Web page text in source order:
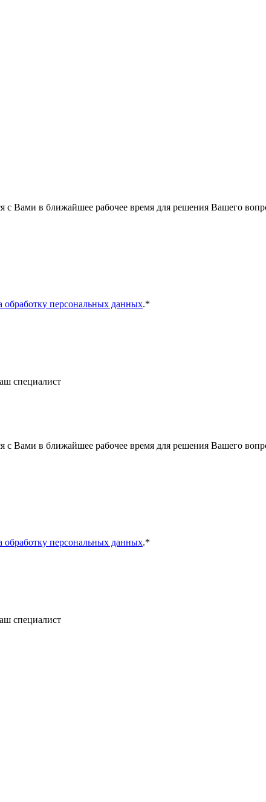
Вами в ближайшее рабочее время для решения Вашего
обработку персональных данных.*
специалист
Вами в ближайшее рабочее время для решения Вашего
обработку персональных данных.*
специалист